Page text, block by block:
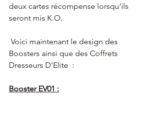
deux cartes récompense lorsqu’ils
seront mis K.O.
Boosters ainsi que des Coffrets
Dresseurs D'Elite  :
Booster EV01 :